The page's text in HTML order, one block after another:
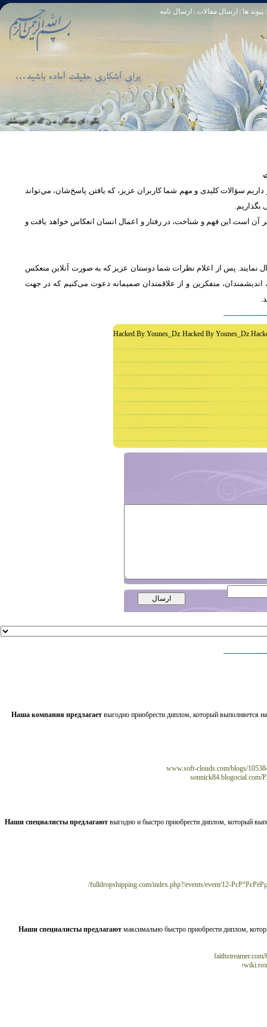
پیوند ها ارسال مقالات ارسال نامه
بگو: اى بندگان من كه بر خويشتن زياده‏تا [مبادا] كسى بگويد: افسوس بر آنچه در كار خدا كوتاهى كردم! و حقّا كه من از ريشخند كنندگان بودم. سوره زمر 56
سؤالات کلیدی و مهم شما كاربران عزیز، که یافتن پاسخ‌‌شان، مي‌تواند
بگذاریم.
آن است.این فهم و شناخت، در رفتار و اعمال انسان انعكاس خواهد يافت و
پس از اعلام نظرات شما دوستان عزیز که به صورت آنلاین منعکس
متفکرین و از علاقمندان صمیمانه دعوت می‌کنیم که در جهت
Hacked By Younes_Dz Hacked By Younes_Dz
Наша компания предлагает выгодно приобрести диплом, который выполняется
www.soft-clouds.com/blogs/
Наши специалисты предлагают выгодно и быстро приобрести диплом, который
fulldropshipping.com/index.php?/events/event/12-
Наши специалисты предлагают максимально быстро приобрести диплом,